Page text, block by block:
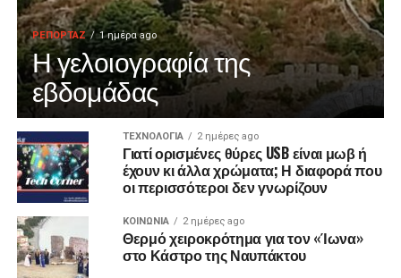
ΡΕΠΟΡΤΑΖ 1 ημέρα ago
Η γελοιογραφία της
εβδομάδας
ΤΕΧΝΟΛΟΓΙΑ 2 ημέρες ago
Γιατί ορισμένες θύρες USB είναι μωβ ή
έχουν κι άλλα χρώματα; Η διαφορά που
οι περισσότεροι δεν γνωρίζουν
ΚΟΙΝΩΝΙΑ 2 ημέρες ago
Θερμό χειροκρότημα για τον «Ίωνα»
στο Κάστρο της Ναυπάκτου